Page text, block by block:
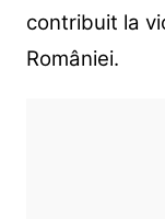
contribuit la
României.